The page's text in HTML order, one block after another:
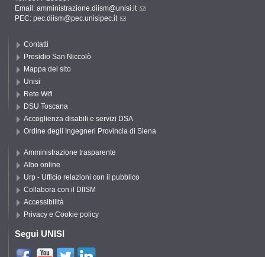
Email: amministrazione.diism@unisi.it
PEC: pec.diism@pec.unisipec.it
Contatti
Presidio San Niccolò
Mappa del sito
Unisi
Rete Wifi
DSU Toscana
Accoglienza disabili e servizi DSA
Ordine degli Ingegneri Provincia di Siena
Amministrazione trasparente
Albo online
Urp - Ufficio relazioni con il pubblico
Collabora con il DIISM
Accessibilità
Privacy e Cookie policy
Segui UNISI